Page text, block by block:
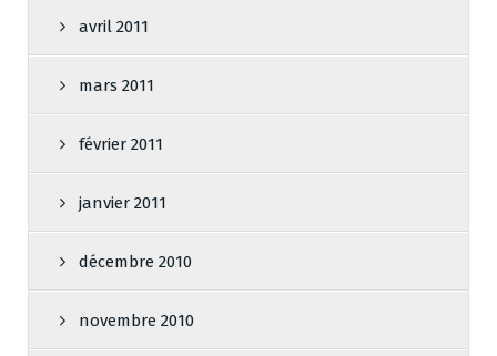
avril 2011
mars 2011
février 2011
janvier 2011
décembre 2010
novembre 2010